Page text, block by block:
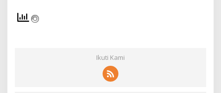
Ikuti Kami